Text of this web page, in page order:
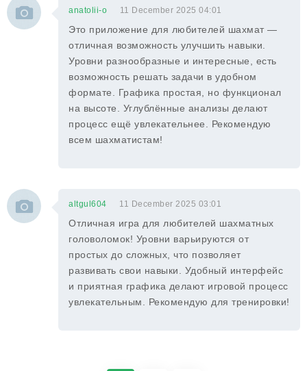
anatolii-o 11 December 2025 04:01
Это приложение для любителей шахмат —
отличная возможность улучшить навыки.
Уровни разнообразные и интересные, есть
возможность решать задачи в удобном
формате. Графика простая, но функционал
на высоте. Углублённые анализы делают
процесс ещё увлекательнее. Рекомендую
всем шахматистам!
altgul604 11 December 2025 03:01
Отличная игра для любителей шахматных
головоломок! Уровни варьируются от
простых до сложных, что позволяет
развивать свои навыки. Удобный интерфейс
и приятная графика делают игровой процесс
увлекательным. Рекомендую для тренировки!